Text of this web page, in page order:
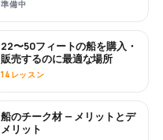
準備中
近日公開
22〜50フィートの船を購入・
販売するのに最適な場所
14レッスン
近日公開
船のチーク材 — メリットとデ
メリット